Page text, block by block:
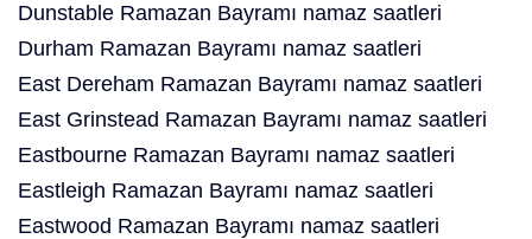
Dunstable Ramazan Bayramı namaz saatleri
Durham Ramazan Bayramı namaz saatleri
East Dereham Ramazan Bayramı namaz saatleri
East Grinstead Ramazan Bayramı namaz saatleri
Eastbourne Ramazan Bayramı namaz saatleri
Eastleigh Ramazan Bayramı namaz saatleri
Eastwood Ramazan Bayramı namaz saatleri